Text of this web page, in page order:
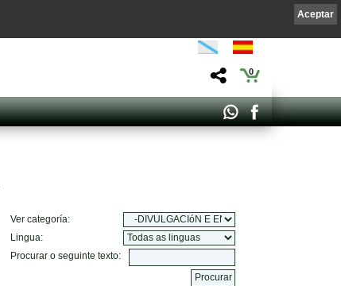
0
Ver categoría:
Lingua:
Procurar o seguinte texto:
Aceptar